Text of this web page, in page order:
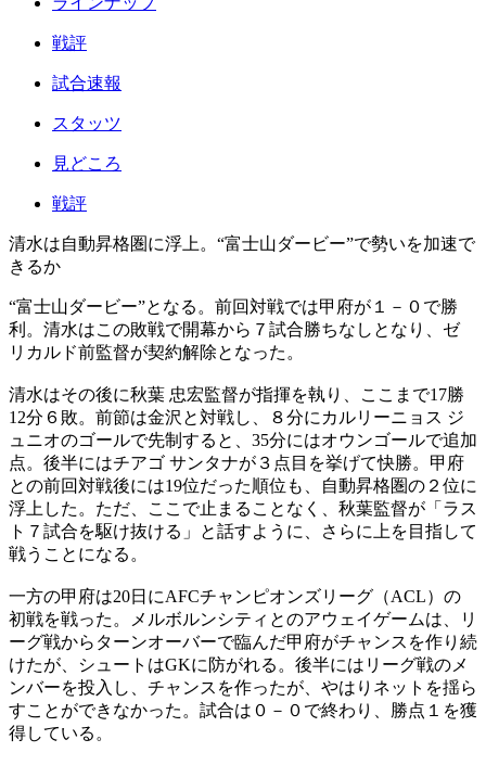
戦評
試合速報
スタッツ
見どころ
戦評
清水は自動昇格圏に浮上。“富士山ダービー”で勢いを加速で
きるか
“富士山ダービー”となる。前回対戦では甲府が１－０で勝
利。清水はこの敗戦で開幕から７試合勝ちなしとなり、ゼ
リカルド前監督が契約解除となった。
清水はその後に秋葉 忠宏監督が指揮を執り、ここまで17勝
12分６敗。前節は金沢と対戦し、８分にカルリーニョス ジ
ュニオのゴールで先制すると、35分にはオウンゴールで追加
点。後半にはチアゴ サンタナが３点目を挙げて快勝。甲府
との前回対戦後には19位だった順位も、自動昇格圏の２位に
浮上した。ただ、ここで止まることなく、秋葉監督が「ラス
ト７試合を駆け抜ける」と話すように、さらに上を目指して
戦うことになる。
一方の甲府は20日にAFCチャンピオンズリーグ（ACL）の
初戦を戦った。メルボルンシティとのアウェイゲームは、リ
ーグ戦からターンオーバーで臨んだ甲府がチャンスを作り続
けたが、シュートはGKに防がれる。後半にはリーグ戦のメ
ンバーを投入し、チャンスを作ったが、やはりネットを揺ら
すことができなかった。試合は０－０で終わり、勝点１を獲
得している。